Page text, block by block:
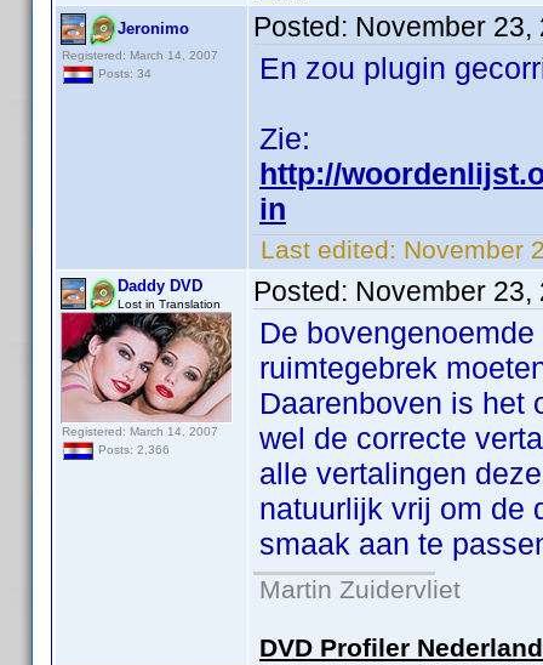
Jeronimo
Registered: March 14, 2007
Posts: 34
Posted: November 23,
En zou plugin
Zie:
http://
in
Last edited: November
Daddy DVD
Lost in Translation
Registered: March 14, 2007
Posts: 2,366
Posted: November 23,
De
ruimtegebrek
Daarenboven is het
wel de correcte
alle vertalingen
natuurlijk vrij om de
smaak aan te
Martin Zuidervliet
DVD Profiler